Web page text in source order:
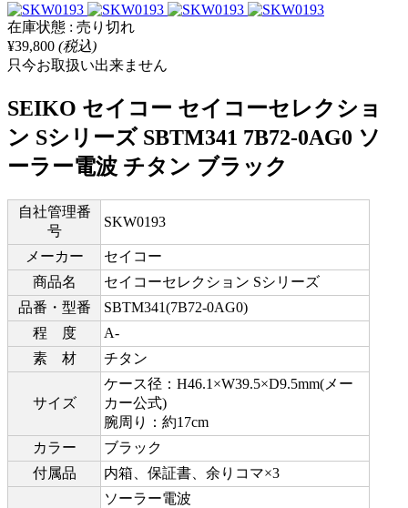
在庫状態 : 売り切れ
¥39,800 (税込)
只今お取扱い出来ません
SEIKO セイコー セイコーセレクショ
ン Sシリーズ SBTM341 7B72-0AG0 ソ
ーラー電波 チタン ブラック
自社管理番
号
SKW0193
メーカー
セイコー
商品名
セイコーセレクション Sシリーズ
品番・型番
SBTM341(7B72-0AG0)
程 度
A-
素 材
チタン
サイズ
ケース径：H46.1×W39.5×D9.5mm(メー
カー公式)
腕周り：約17cm
カラー
ブラック
付属品
内箱、保証書、余りコマ×3
ソーラー電波